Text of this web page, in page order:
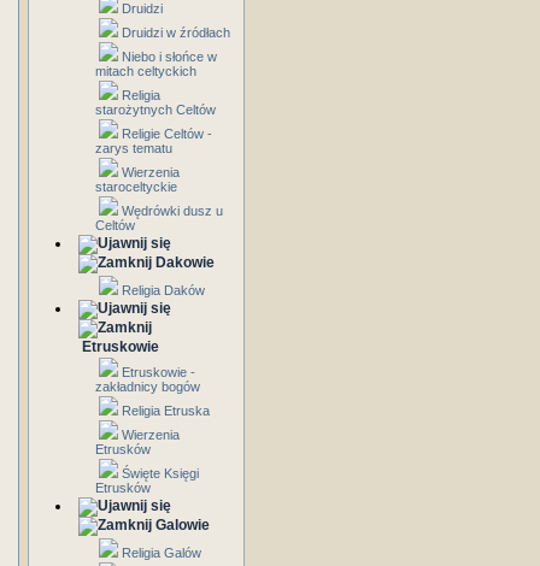
Druidzi
Druidzi w źródłach
Niebo i słońce w
mitach celtyckich
Religia
starożytnych Celtów
Religie Celtów -
zarys tematu
Wierzenia
staroceltyckie
Wędrówki dusz u
Celtów
Dakowie
Religia Daków
Etruskowie
Etruskowie -
zakładnicy bogów
Religia Etruska
Wierzenia
Etrusków
Święte Księgi
Etrusków
Galowie
Religia Galów